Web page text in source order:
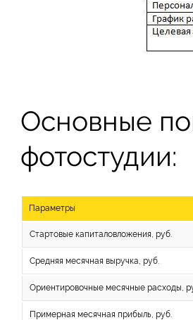
Основные
фотостудии:
Параметры
Стартовые капиталовложения, руб.
Средняя месячная выручка, руб.
Ориентировочные месячные расходы,
Примерная месячная прибыль, руб.